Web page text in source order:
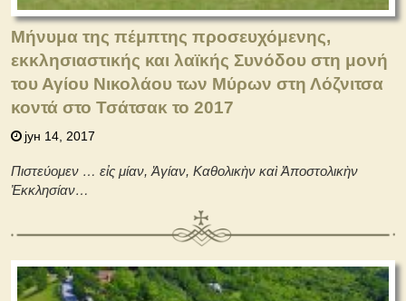
Μήνυμα της πέμπτης προσευχόμενης,
εκκλησιαστικής και λαϊκής Συνόδου στη μονή
του Αγίου Νικολάου των Μύρων στη Λόζνιτσα
κοντά στο Τσάτσακ το 2017
јун 14, 2017
Πιστεύομεν … εἰς μίαν, Ἁγίαν, Καθολικὴν καὶ Ἀποστολικὴν
Ἐκκλησίαν…